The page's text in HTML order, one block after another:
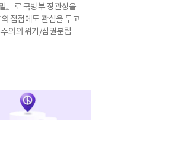
』로 국방부 장관상을
접점에도 관심을 두고
의의 위기/삼권분립